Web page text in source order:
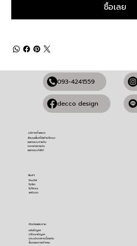
ซื้อเลย
093-4241559
decco design
บริการทั้งหมด
สำรวจพื้นที่ให้คำปรึกษา
ออกแบบภายใน
ตกแต่งภายใน
ออกแบบโลโก้
สินค้า
โคมไฟ
ไม้อัด
ไม้โครง
ลามิเนต
ติดต่อสอบถาม
​แจ้งปัญหา
ปรึกษาปัญหา
ประเมินราคาเบื้องต้น
ขั้นตอนการทำงาน